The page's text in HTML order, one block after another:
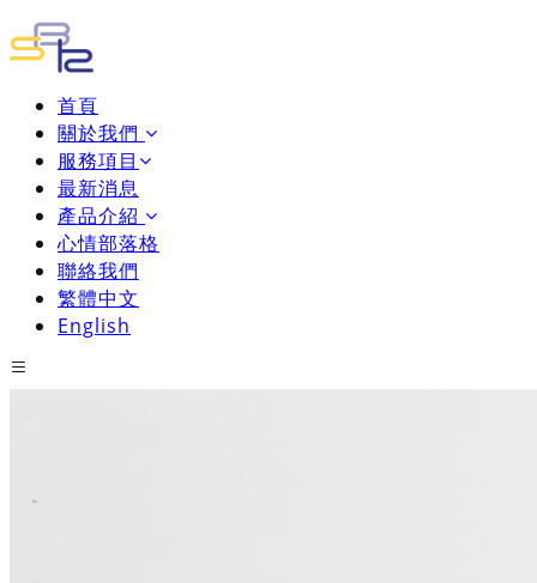
首頁
關於我們
服務項目
最新消息
產品介紹
心情部落格
聯絡我們
繁體中文
English